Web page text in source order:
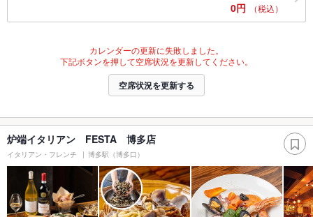
0円 （税込）
カレンダーの更新に失敗しました。
下記ボタンを押して空席状況を更新してください。
空席状況を更新する
炉端イタリアン FESTA 博多店
イタリアン・フレンチ 博多駅（博多口）